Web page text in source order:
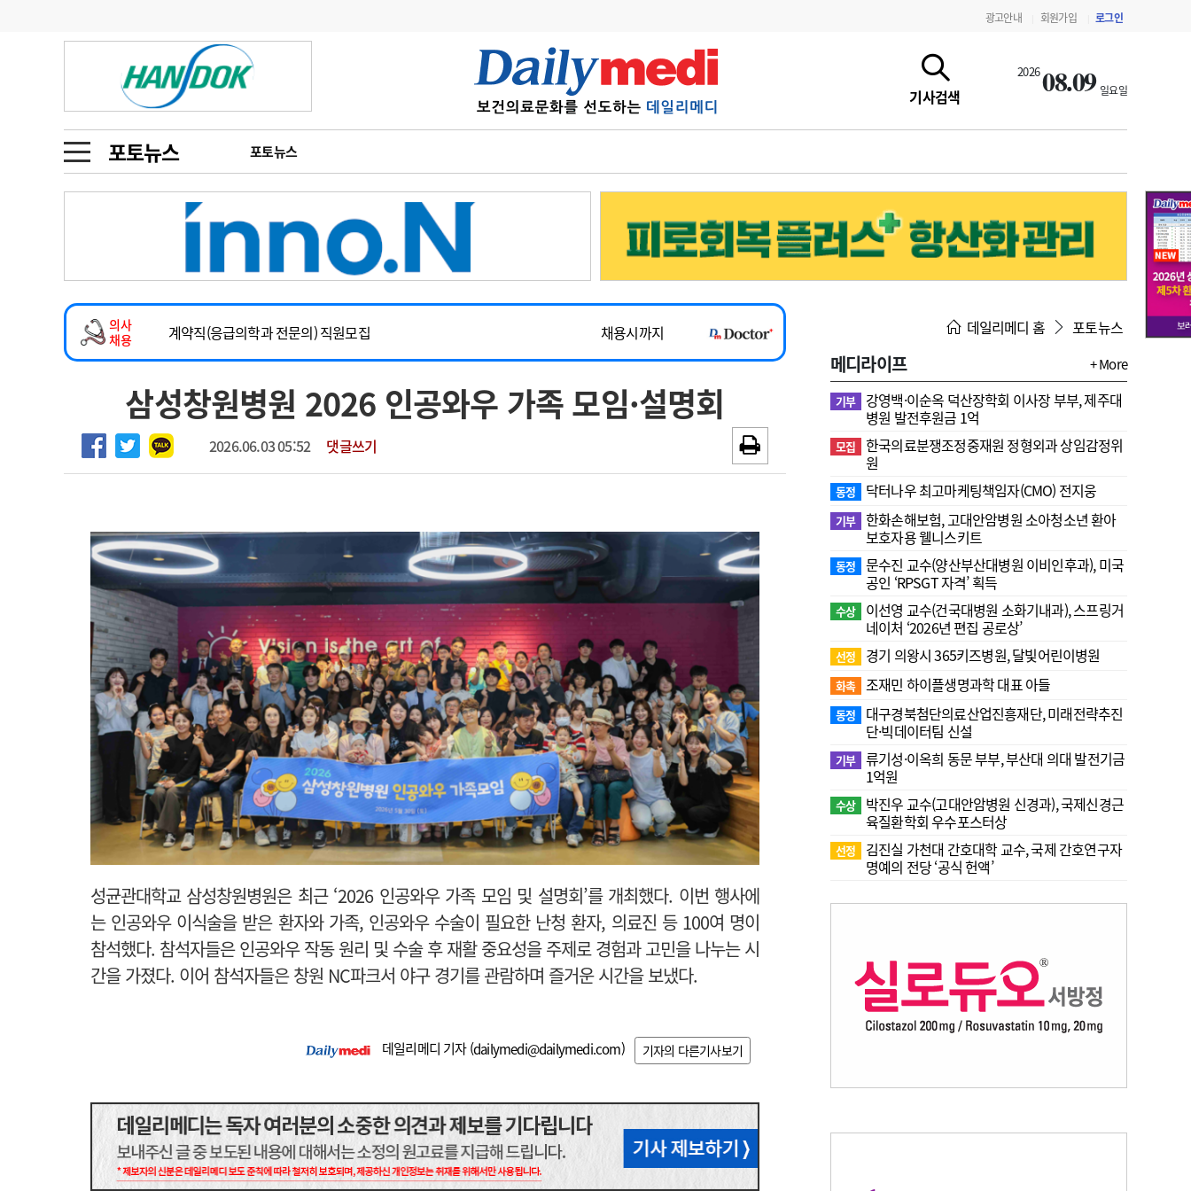
광고안내 회원가입 로그인
기사검색
202608.09 일요일
포토뉴스 포토뉴스
금주의 검색어
1
의사인력 수급 추계
3
AI의료
4
전공의 모집 결과
6
관리급여 실시
수련환경 개선
의과대학 입시
인사 사고
오피니언 수첩
인물 초대석
동영상뉴스
포토뉴스
메디 Hospital 지역병원 중소병원
인포메이션 행정처분 판례 정책/통계 공시 약제급여 심사 결과
고객센터 회사소개 법적고지 광고안내
의사
채용
2026년 하반기 인턴 모집
~2026-08-31
마취통증의학과 임기제 임상의사 채용
채용시까지
소아청소년과(소아응급전담) 계약직 의사 공개채용
채용시까지
하반기 전공의(레지던트1년차) 모집
~2026-08-15
2026년 하반기 인턴 모집
~2026-08-31
마취통증의학과 임기제 임상의사 채용
채용시까지
삼성창원병원 2026 인공와우 가족 모임·설명회
2026.06.03 05:52 댓글쓰기
성균관대학교 삼성창원병원은 최근 ‘2026 인공와우 가족 모임 및 설명회’를 개최했다. 이번 행사에
는 인공와우 이식술을 받은 환자와 가족, 인공와우 수술이 필요한 난청 환자, 의료진 등 100여 명이
참석했다. 참석자들은 인공와우 작동 원리 및 수술 후 재활 중요성을 주제로 경험과 고민을 나누는 시
간을 가졌다. 이어 참석자들은 창원 NC파크서 야구 경기를 관람하며 즐거운 시간을 보냈다.
데일리메디 기자 (dailymedi@dailymedi.com) 기자의 다른기사보기
데일리메디 홈 포토뉴스
메디라이프 + More
기부
강영백·이순옥 덕산장학회 이사장 부부, 제주대
병원 발전후원금 1억
모집
한국의료분쟁조정중재원 정형외과 상임감정위
원
동정 닥터나우 최고마케팅책임자(CMO) 전지웅
기부 한화손해보험, 고대안암병원 소아청소년 환아
보호자용 웰니스키트
동정
문수진 교수( 양산부산대병원 이비인후과), 미국
공인 ‘RPSGT 자격’ 획득
수상
이선영 교수(건국대병원 소화기내과), 스프링거
네이처 ‘2026년 편집 공로상’
선정 경기 의왕시 365키즈병원, 달빛어린이병원
화촉 조재민 하이플생명과학 대표 아들
동정
대구경북첨단의료산업진흥재단, 미래전략추진
단·빅데이터팀 신설
기부 류기성·이옥희 동문 부부, 부산대 의대 발전기금
1억원
수상
박진우 교수(고대안암병원 신경과), 국제신경근
육질환학회 우수포스터상
선정
김진실 가천대 간호대학 교수, 국제 간호연구자
명예의 전당 ‘공식 헌액’